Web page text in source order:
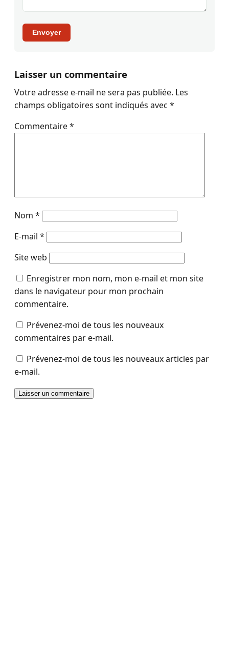
Envoyer
Laisser un commentaire
Votre adresse e-mail ne sera pas publiée. Les
champs obligatoires sont indiqués avec *
Commentaire*
Nom *
E-mail *
Site web
Enregistrer mon nom, mon e-mail et mon site
dans le navigateur pour mon prochain
commentaire.
Prévenez-moi de tous les nouveaux
commentaires par e-mail.
Prévenez-moi de tous les nouveaux articles par
e-mail.